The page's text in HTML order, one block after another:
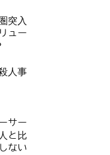
突入
ュー
人事
サー
と比
ない